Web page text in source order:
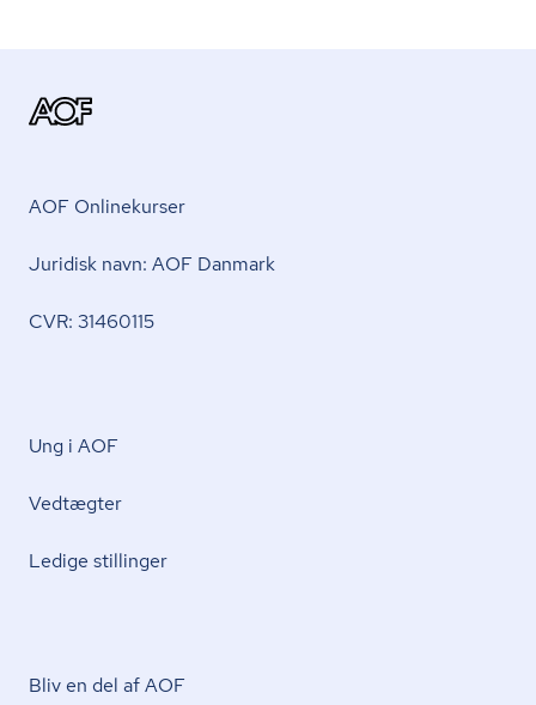
AOF Onlinekurser
Juridisk navn: AOF Danmark
CVR: 31460115
Ung i AOF
Vedtægter
Ledige stillinger
Bliv en del af AOF